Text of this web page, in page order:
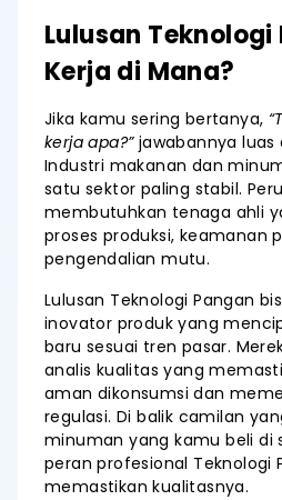
Lulusan Teknologi
Kerja di Mana?
Jika kamu sering bertanya,
kerja apa?”jawabannya luas
Industri makanan dan
satu sektor paling stabil.
membutuhkan tenaga ahli
proses produksi, keamanan
pengendalian mutu.
Lulusan Teknologi Pangan
inovator produk yang
baru sesuai tren pasar.
analis kualitas yang
aman dikonsumsi dan
regulasi. Di balik camilan
minuman yang kamu beli di
peran profesional Teknologi
memastikan kualitasnya.